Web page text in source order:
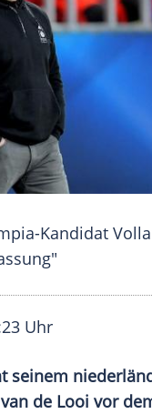
Kandidat
Uhr
seinem
de Looi vor